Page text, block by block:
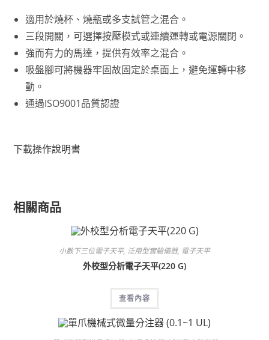
適用於燒杯、燒瓶或多支試管之混合。
三段開關，可選擇按壓模式或連續運轉或電源關閉。
強而有力的馬達，提供有效率之混合。
吸盤腳可將機器牢固故固定於桌面上，避免運轉中移
動。
通過ISO9001品質認證
下載操作說明書
相關商品
小數下三位電子天平, 泛用型實驗儀器, 電子天平
外校型分析電子天平(220 G)
查看內容